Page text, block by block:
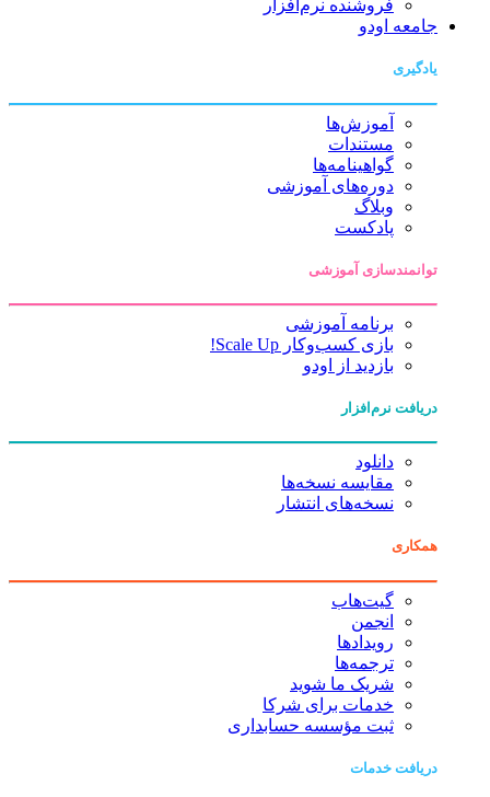
فروشنده نرم‌افزار
جامعه اودو
یادگیری
آموزش‌ها
مستندات
گواهینامه‌ها
دوره‌های آموزشی
وبلاگ
پادکست
توانمندسازی آموزشی
برنامه آموزشی
بازی کسب‌وکار Scale Up!
بازدید از اودو
دریافت نرم‌افزار
دانلود
مقایسه نسخه‌ها
نسخه‌های انتشار
همکاری
گیت‌هاب
انجمن
رویدادها
ترجمه‌ها
شریک ما شوید
خدمات برای شرکا
ثبت مؤسسه حسابداری
دریافت خدمات